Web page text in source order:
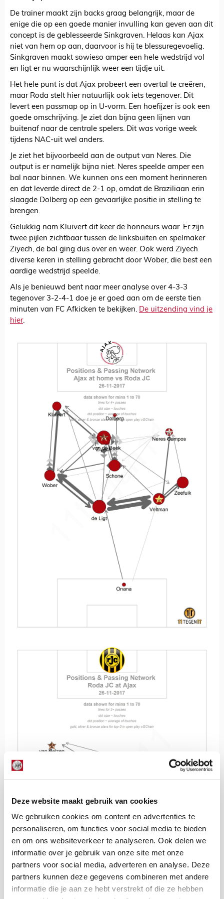
Deze website maakt gebruik van cookies
We gebruiken cookies om content en advertenties te
personaliseren, om functies voor social media te bieden
en om ons websiteverkeer te analyseren. Ook delen we
informatie over je gebruik van onze site met onze
partners voor social media, adverteren en analyse. Deze
partners kunnen deze gegevens combineren met andere
informatie die je aan ze hebt verstrekt of die ze hebben
De trainer maakt zijn backs graag belangrijk, maar de
enige die op een goede manier invulling kan geven aan dit
concept is de geblesseerde Sinkgraven. Helaas kan Ajax
niet van hem op aan, daarvoor is hij te blessuregevoelig.
Sinkgraven maakt sowieso amper een hele wedstrijd vol
en ligt er nu waarschijnlijk weer een tijdje uit.
Het hele punt is dat Ajax probeert een overtal te creëren,
maar Roda stelt hier natuurlijk ook iets tegenover. Dit
levert een passmap op in U-vorm. Een hoefijzer is ook een
goede omschrijving. Je ziet dan bijna geen lijnen van
buitenaf naar de centrale spelers. Dit was vorige week
tijdens NAC-uit wel anders.
Je ziet het bijvoorbeeld aan de output van Neres. Die
output is er namelijk bijna niet. Neres speelde amper een
bal naar binnen. We kunnen ons een moment herinneren
en dat leverde direct de 2-1 op, omdat de Braziliaan erin
slaagde Dolberg op een gevaarlijke positie in stelling te
brengen.
Gelukkig nam Kluivert dit keer de honneurs waar. Er zijn
twee pijlen zichtbaar tussen de linksbuiten en spelmaker
Ziyech, de bal ging dus over en weer. Ook werd Ziyech
diverse keren in stelling gebracht door Wober, die best een
aardige wedstrijd speelde.
Als je benieuwd bent naar meer analyse over 4-3-3
tegenover 3-2-4-1 doe je er goed aan om de eerste tien
minuten van FC Afkicken te bekijken. De uitzending vind je
hier.